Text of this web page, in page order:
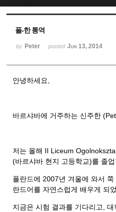
폴-한 통역
by Peter posted Jun 13, 2014
안녕하세요,
바르샤바에 거주하는 신주한
저는 올해 II Liceum
(바르샤바 현지 고등학교)를 졸
폴란드에 2007년 겨울에 와서
란드어를 자연스럽게 배우게 되
지금은 시험 결과를 기다리고,
Sketchbook5, 스케치북5